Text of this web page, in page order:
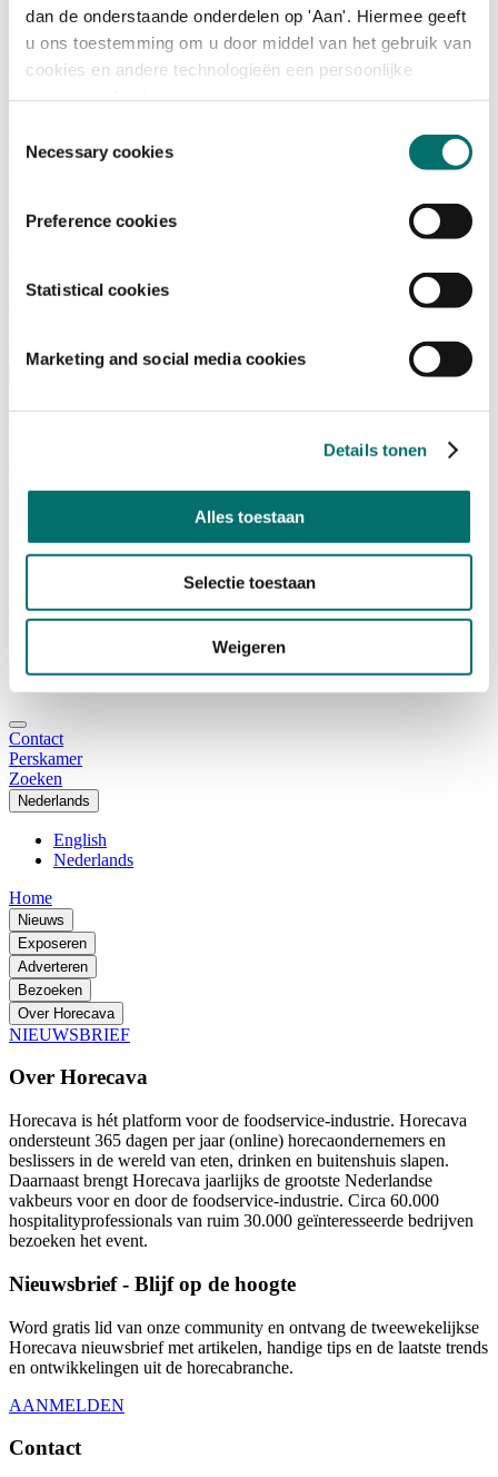
dan de onderstaande onderdelen op 'Aan'. Hiermee geeft
u ons toestemming om u door middel van het gebruik van
cookies en andere technologieën een persoonlijke
Necessary cookies
Preference cookies
Statistical cookies
Marketing and social media cookies
Details tonen
Alles toestaan
Selectie toestaan
Weigeren
Programma
Terugblik
Activiteiten
Exposantenlijst
Programma
Tickets
Veelgestelde Vragen
TICKETS HORECAVA
Over Horecava
Vacatures
Ticket kopen voor Horecava
TICKETS HORECAVA
NIEUWSBRIEF
Contact
Perskamer
Zoeken
Nederlands
English
Nederlands
Home
Nieuws
Exposeren
Adverteren
Bezoeken
Over Horecava
NIEUWSBRIEF
Over Horecava
Horecava is hét platform voor de foodservice-industrie. Horecava
ondersteunt 365 dagen per jaar (online) horecaondernemers en
beslissers in de wereld van eten, drinken en buitenshuis slapen.
Daarnaast brengt Horecava jaarlijks de grootste Nederlandse
vakbeurs voor en door de foodservice-industrie. Circa 60.000
hospitalityprofessionals van ruim 30.000 geïnteresseerde bedrijven
bezoeken het event.
Nieuwsbrief - Blijf op de hoogte
Word gratis lid van onze community en ontvang de tweewekelijkse
Horecava nieuwsbrief met artikelen, handige tips en de laatste trends
en ontwikkelingen uit de horecabranche.
AANMELDEN
Contact